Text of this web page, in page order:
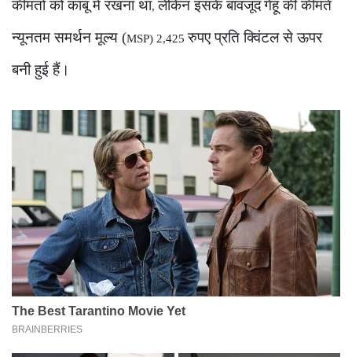
कीमतों को काबू में रखना था,लेकिन इसके बावजूदगेहूं की कीमतें
न्यूनतम समर्थन मूल्य (MSP) 2,425रुपए प्रति क्विंटल से ऊपर
बनी हुई हैं।